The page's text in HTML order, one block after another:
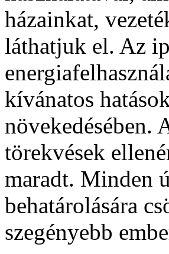
házainkat,
láthatjuk el. Az
kívánatos
növekedésében.
törekvések
maradt. Minden
behatárolására
szegényebb